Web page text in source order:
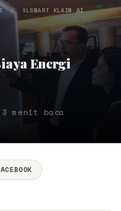
/ XLSMART KLAIM AI
Energi
menit baca